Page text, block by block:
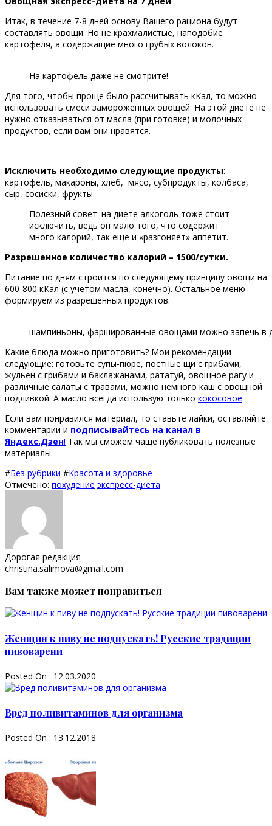
Итак, в течение 7-8 дней основу Вашего рациона будут
составлять овощи. Но не крахмалистые, наподобие
картофеля, а содержащие много грубых волокон.
На картофель даже не смотрите!
Для того, чтобы проще было рассчитывать кКал, то можно
использовать смеси замороженных овощей. На этой диете не
нужно отказываться от масла (при готовке) и молочных
продуктов, если вам они нравятся.
Исключить необходимо следующие продукты:
картофель, макароны, хлеб, мясо, субпродукты, колбаса,
сыр, сосиски, фрукты.
Полезный совет: на диете алкоголь тоже стоит
исключить, ведь он мало того, что содержит
много калорий, так еще и «разгоняет» аппетит.
Разрешенное количество калорий – 1500/сутки.
Питание по дням строится по следующему принципу овощи на
600-800 кКал (с учетом масла, конечно). Остальное меню
формируем из разрешенных продуктов.
шампиньоны, фаршированные овощами можно запечь в
Какие блюда можно приготовить? Мои рекомендации
следующие: готовьте супы-пюре, постные щи с грибами,
жульен с грибами и баклажанами, рататуй, овощное рагу и
различные салаты с травами, можно немного каш с овощной
подливкой. А масло всегда использую только кокосовое.
Если вам понравился материал, то ставьте лайки, оставляйте
комментарии и подписывайтесь на канал в
Яндекс.Дзен! Так мы сможем чаще публиковать полезные
материалы.
#Без рубрики #Красота и здоровье
Отмечено: похудение экспресс-диета
Дорогая редакция
christina.salimova@gmail.com
Вам также может понравиться
Женщин к пиву не подпускать! Русские традиции
пивоварени
Posted On : 12.03.2020
Вред поливитаминов для организма
Posted On : 13.12.2018